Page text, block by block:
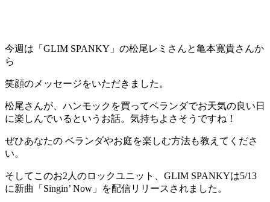
今週は「GLIM SPANKY」の松尾レミさんと亀本寛貴さんか
ら
笑顔のメッセージをいただきました。
松尾さんが、ハンモックを買ってベランダでお天気の良い日
に楽しんでいるというお話。気持ちよさそうですね！
ぜひあなたの ベランダやお庭を楽しむ方法も教えてくださ
い。
そしてこのお2人のロックユニット、GLIM SPANKYは5/13
に新曲「Singin’ Now」を配信リリースされました。